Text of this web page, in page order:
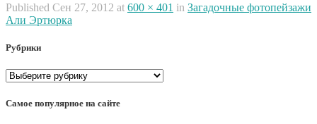
Published Сен 27, 2012 at 600 × 401 in Загадочные фотопейзажи
Али Эртюрка
Рубрики
Рубрики
Самое популярное на сайте